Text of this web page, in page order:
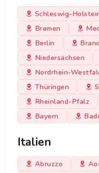
Schleswig-
Bremen
Berlin
Niedersachsen
Nordrhein-
Thüringen
Rheinland-Pfalz
Bayern
Italien
Abruzzo